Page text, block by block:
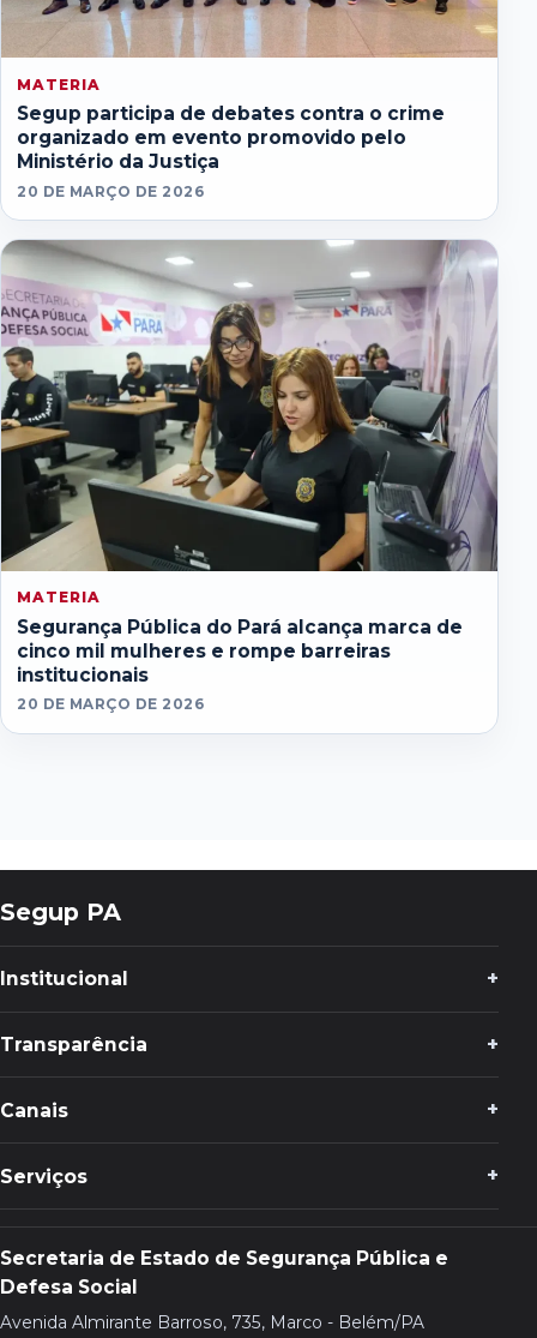
MATERIA
Segup participa de debates contra o crime
organizado em evento promovido pelo
Ministério da Justiça
20 DE MARÇO DE 2026
MATERIA
Segurança Pública do Pará alcança marca de
cinco mil mulheres e rompe barreiras
institucionais
20 DE MARÇO DE 2026
Segup PA
Institucional
Transparência
Canais
Serviços
Secretaria de Estado de Segurança Pública e
Defesa Social
Avenida Almirante Barroso, 735, Marco - Belém/PA